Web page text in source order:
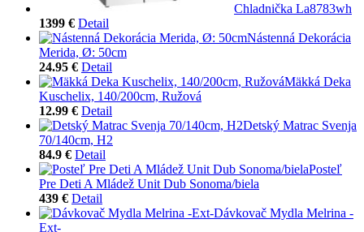
Chladnička La8783wh
1399 € Detail
Nástenná Dekorácia
Merida, Ø: 50cm
24.95 € Detail
Mäkká Deka
Kuschelix, 140/200cm, Ružová
12.99 € Detail
Detský Matrac Svenja
70/140cm, H2
84.9 € Detail
Posteľ
Pre Deti A Mládež Unit Dub Sonoma/biela
439 € Detail
Dávkovač Mydla Melrina -
Ext-